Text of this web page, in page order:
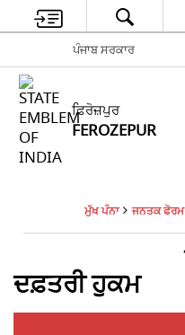
ਪੰਜਾਬ ਸਰਕਾਰ
ਫ਼ਿਰੋਜ਼ਪੁਰ
FEROZEPUR
ਮੁੱਖ ਪੰਨਾ ਜਨਤਕ ਫੋਰਮ
ਦਫ਼ਤਰੀ ਹੁਕਮ